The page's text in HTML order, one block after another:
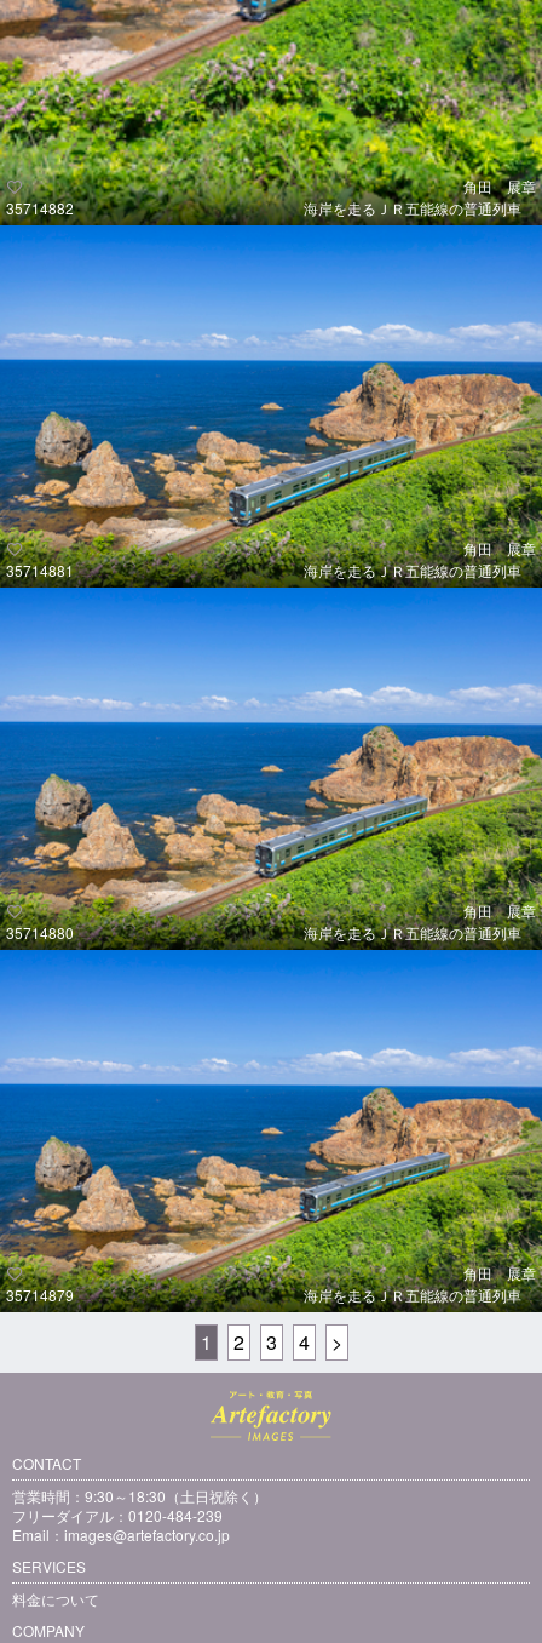
35714882
角田 展章
海岸を走るＪＲ五能線の普通列車
35714881
角田 展章
海岸を走るＪＲ五能線の普通列車
35714880
角田 展章
海岸を走るＪＲ五能線の普通列車
35714879
角田 展章
海岸を走るＪＲ五能線の普通列車
1 2 3 4 >
CONTACT
営業時間：9:30～18:30（土日祝除く）
フリーダイアル：0120-484-239
Email： images@artefactory.co.jp
SERVICES
料金について
COMPANY